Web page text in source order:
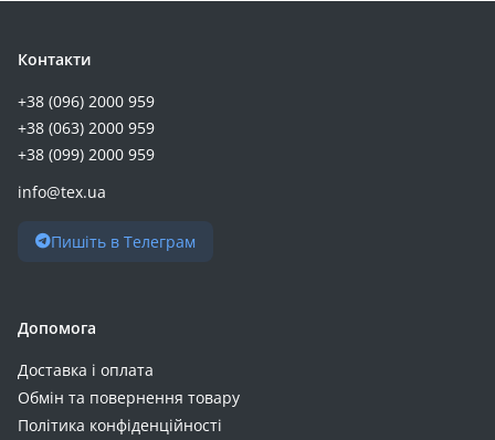
Контакти
+38 (096) 2000 959
+38 (063) 2000 959
+38 (099) 2000 959
info@tex.ua
Пишіть в Телеграм
Допомога
Доставка і оплата
Обмін та повернення товару
Політика конфіденційності